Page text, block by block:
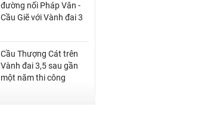
đường nối Pháp Vân -
Cầu Giẽ với Vành đai 3
Cầu Thượng Cát trên
Vành đai 3,5 sau gần
một năm thi công